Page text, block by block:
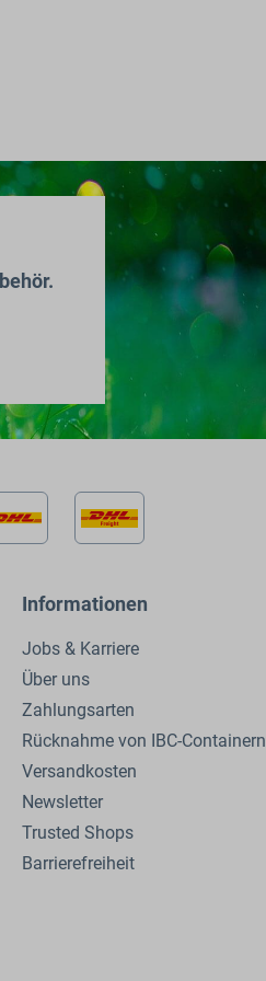
Informationen
Jobs & Karriere
Über uns
Zahlungsarten
Rücknahme von IBC-Containern
Versandkosten
Newsletter
Trusted Shops
Barrierefreiheit